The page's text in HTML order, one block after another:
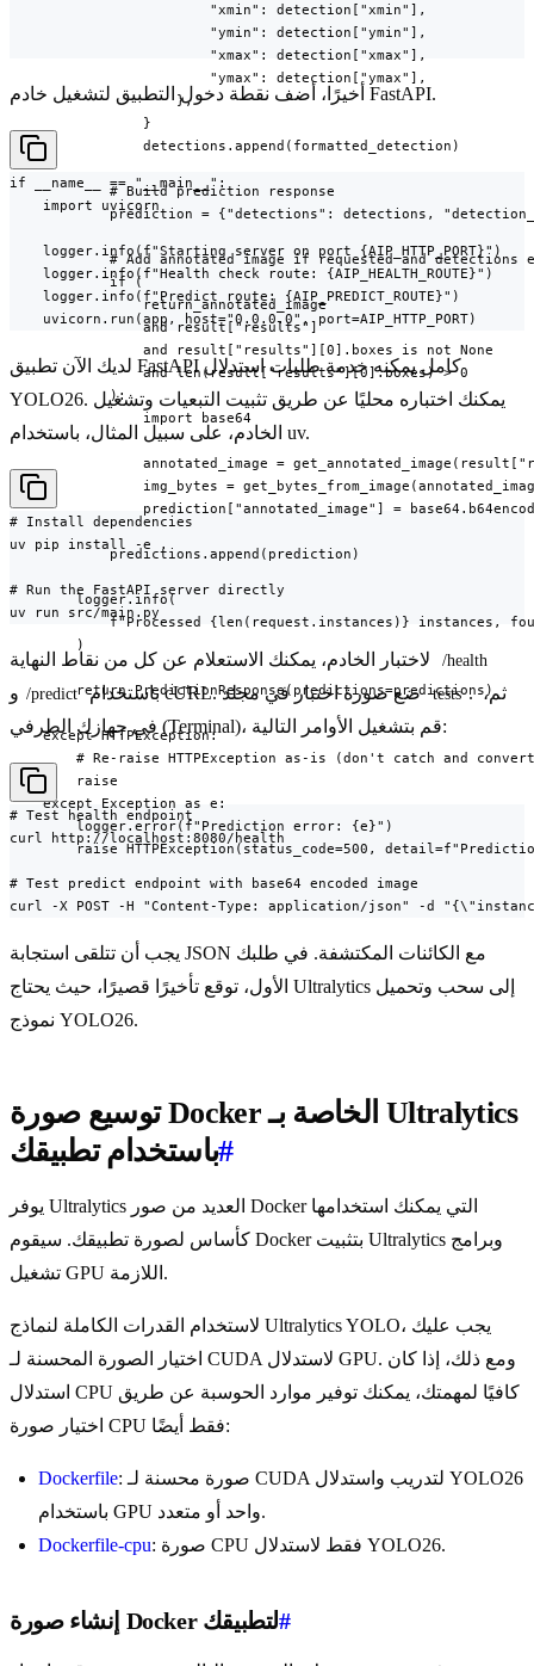
                        "xmin": detection["xmin"],
                        "ymin": detection["ymin"],
                        "xmax": detection["xmax"],
                        "ymax": detection["ymax"],
                    },
                }
                detections.append(formatted_detection)
            # Build prediction response
prediction = {"detections": detections,
# Add annotated image if requested and detections
            if (
                return_annotated_image
                and result["results"]
                and result["results"][0].boxes is not None
                and len(result["results"][0].boxes) > 0
            ):
                import base64
annotated_image =
img_bytes =
prediction["annotated_image"] =
            predictions.append(prediction)
        logger.info(
f"Processed {len(request.instances)} instances,
        )
        return PredictionResponse(predictions=predictions)
    except HTTPException:
# Re-raise HTTPException as-is (don't catch and
        raise
    except Exception as e:
        logger.error(f"Prediction error: {e}")
raise HTTPException(status_code=500,
أخيرًا، أضف نقطة دخول التطبيق لتشغيل خادم FastAPI.
if __name__ == "__main__":
    import uvicorn
    logger.info(f"Starting server on port {AIP_HTTP_PORT}")
    logger.info(f"Health check route: {AIP_HEALTH_ROUTE}")
    logger.info(f"Predict route: {AIP_PREDICT_ROUTE}")
    uvicorn.run(app, host="0.0.0.0", port=AIP_HTTP_PORT)
لديك الآن تطبيق FastAPI كامل يمكنه خدمة طلبات استدلال
YOLO26. يمكنك اختباره محليًا عن طريق تثبيت التبعيات وتشغيل
الخادم، على سبيل المثال، باستخدام uv.
# Install dependencies
uv pip install -e .
# Run the FastAPI server directly
uv run src/main.py
/health
و /predict باستخدام cURL. ضع صورة اختبار في مجلد tests . ثم،
في جهازك الطرفي (Terminal)، قم بتشغيل الأوامر التالية:
# Test health endpoint
curl http://localhost:8080/health
# Test predict endpoint with base64 encoded image
curl -X POST -H "Content-Type: application/json" -d
يجب أن تتلقى استجابة JSON مع الكائنات المكتشفة. في طلبك
الأول، توقع تأخيرًا قصيرًا، حيث يحتاج Ultralytics إلى سحب وتحميل
نموذج YOLO26.
توسيع صورة Docker الخاصة بـ Ultralytics
باستخدام تطبيقك#
يوفر Ultralytics العديد من صور Docker التي يمكنك استخدامها
كأساس لصورة تطبيقك. سيقوم Docker بتثبيت Ultralytics وبرامج
تشغيل GPU اللازمة.
لاستخدام القدرات الكاملة لنماذج Ultralytics YOLO، يجب عليك
اختيار الصورة المحسنة لـ CUDA لاستدلال GPU. ومع ذلك، إذا كان
استدلال CPU كافيًا لمهمتك، يمكنك توفير موارد الحوسبة عن طريق
اختيار صورة CPU فقط أيضًا:
Dockerfile: صورة محسنة لـ CUDA لتدريب واستدلال YOLO26
باستخدام GPU واحد أو متعدد.
Dockerfile-cpu
: صورة CPU فقط لاستدلال YOLO26.
إنشاء صورة Docker لتطبيقك#